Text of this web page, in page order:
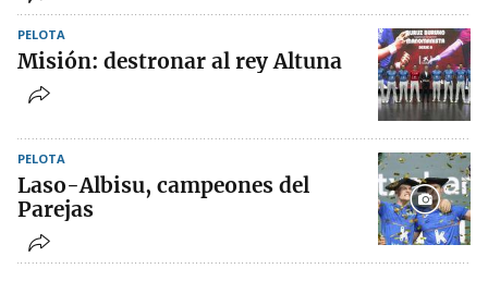
PELOTA
Misión: destronar al rey Altuna
PELOTA
Laso-Albisu, campeones del
Parejas